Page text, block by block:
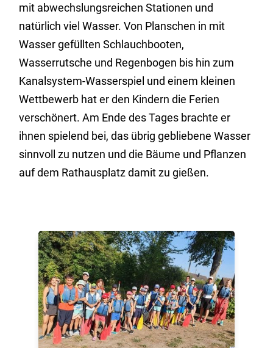
mit abwechslungsreichen Stationen und
natürlich viel Wasser. Von Planschen in mit
Wasser gefüllten Schlauchbooten,
Wasserrutsche und Regenbogen bis hin zum
Kanalsystem-Wasserspiel und einem kleinen
Wettbewerb hat er den Kindern die Ferien
verschönert. Am Ende des Tages brachte er
ihnen spielend bei, das übrig gebliebene Wasser
sinnvoll zu nutzen und die Bäume und Pflanzen
auf dem Rathausplatz damit zu gießen.